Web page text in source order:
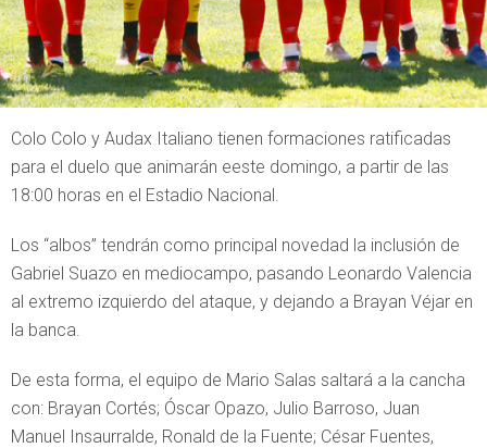
Colo Colo y Audax Italiano tienen formaciones ratificadas
para el duelo que animarán eeste domingo, a partir de las
18:00 horas en el Estadio Nacional.
Los “albos” tendrán como principal novedad la inclusión de
Gabriel Suazo en mediocampo, pasando Leonardo Valencia
al extremo izquierdo del ataque, y dejando a Brayan Véjar en
la banca.
De esta forma, el equipo de Mario Salas saltará a la cancha
con: Brayan Cortés; Óscar Opazo, Julio Barroso, Juan
Manuel Insaurralde, Ronald de la Fuente; César Fuentes,